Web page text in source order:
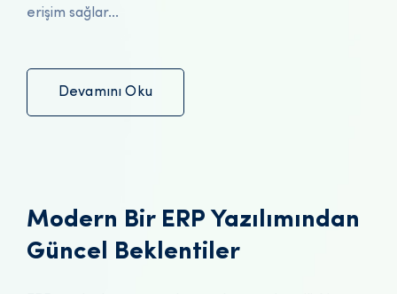
erişim sağlar...
Devamını Oku
Modern Bir ERP Yazılımından
Güncel Beklentiler